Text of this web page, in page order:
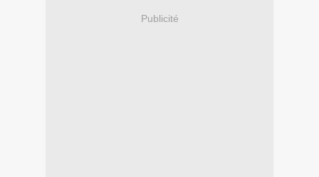
Publicité